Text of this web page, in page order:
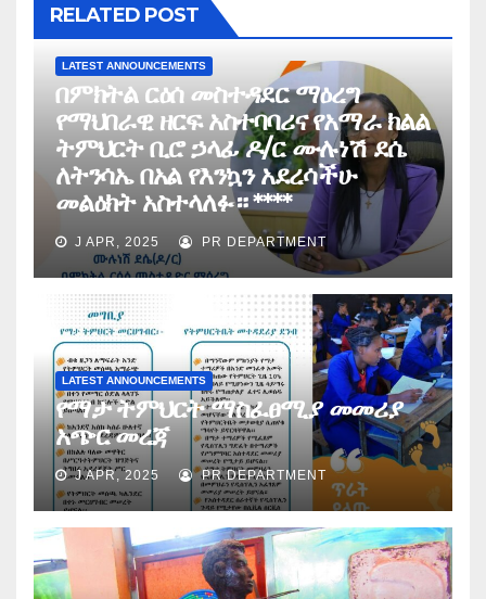
RELATED POST
LATEST ANNOUNCEMENTS
በምክትል ርዕሰ መስተዳደር ማዕረግ
የማህበራዊ ዘርፍ አስተባባሪና የአማራ ክልል
ትምህርት ቢሮ ኃላፊ ዶ/ር ሙሉነሽ ደሴ
ለትንሳኤ በአል የእንኳን አደረሳችሁ
መልዕክት አስተላለፉ። ****
J APR, 2025 PR DEPARTMENT
LATEST ANNOUNCEMENTS
የማታ ትምህርት ማስፈፀሚያ መመሪያ
አጭር መረጃ
J APR, 2025 PR DEPARTMENT